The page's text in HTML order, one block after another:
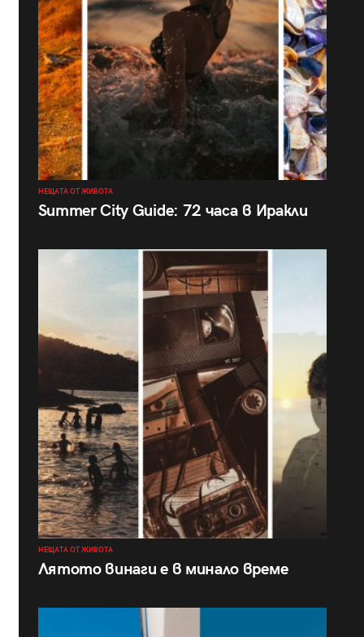
НЕЩАТА ОТ ЖИВОТА
Summer City Guide: 72 часа в Иракли
НЕЩАТА ОТ ЖИВОТА
Лятото винаги е в минало време